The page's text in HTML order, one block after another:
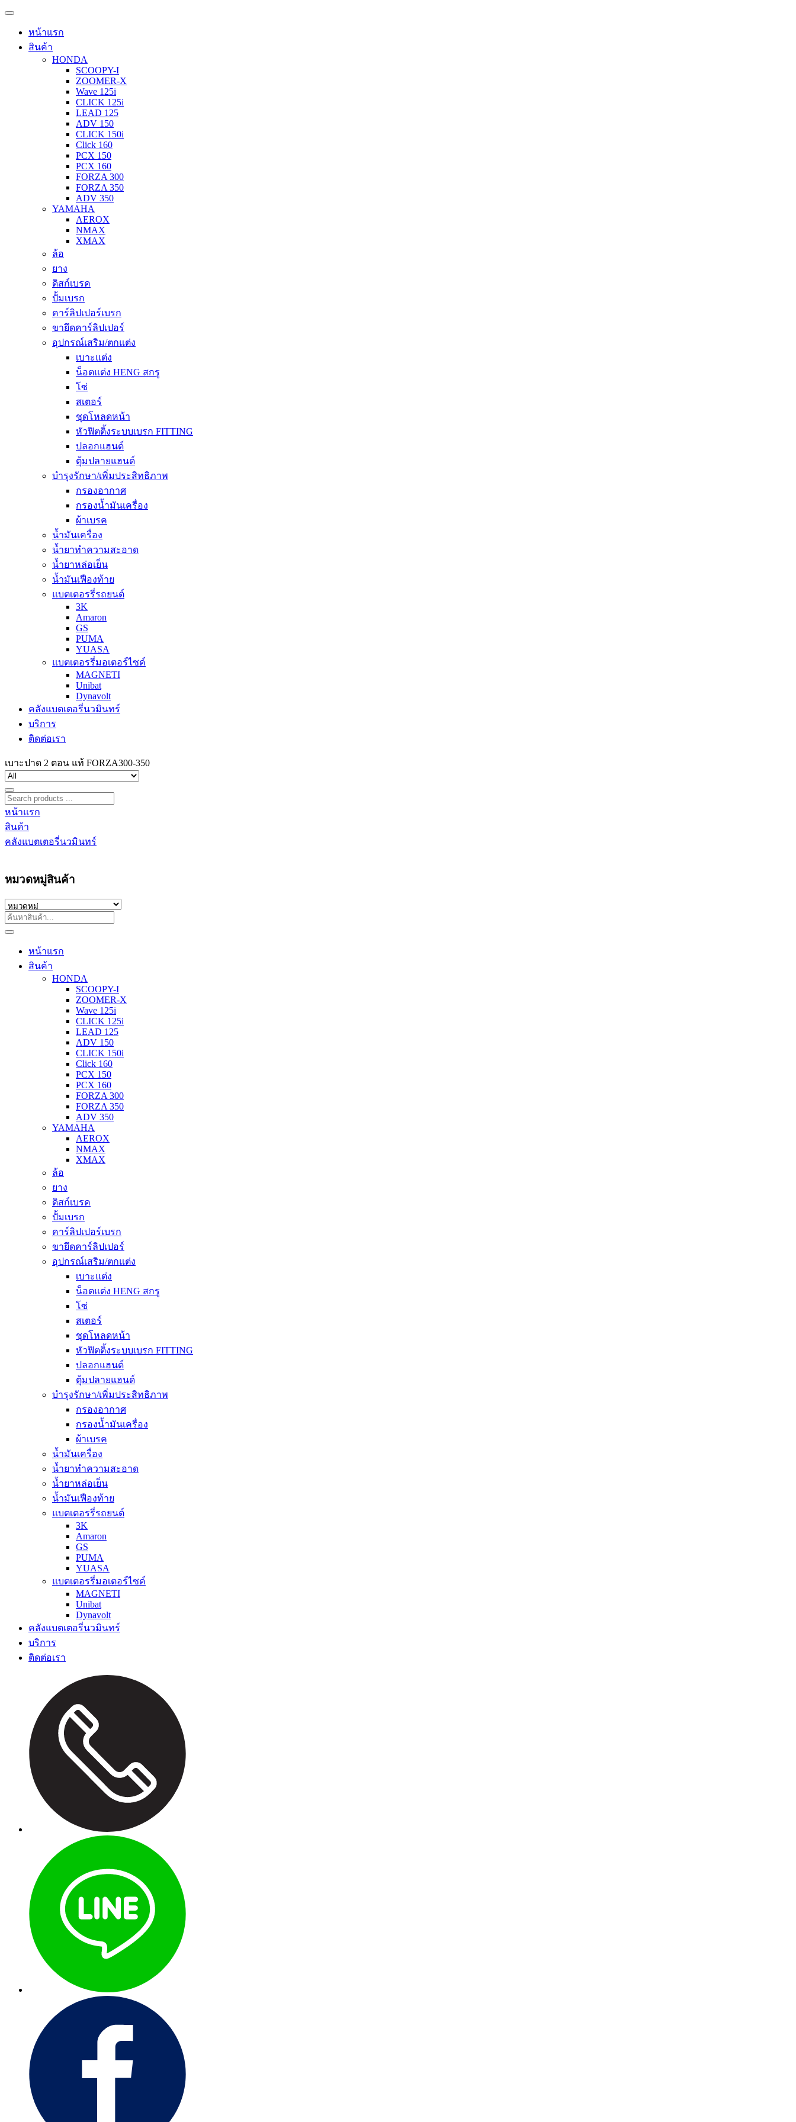
หน้าแรก
สินค้า
HONDA
SCOOPY-I
ZOOMER-X
Wave 125i
CLICK 125i
LEAD 125
ADV 150
CLICK 150i
Click 160
PCX 150
PCX 160
FORZA 300
FORZA 350
ADV 350
YAMAHA
AEROX
NMAX
XMAX
ล้อ
ยาง
ดิสก์เบรค
ปั้มเบรก
คาร์ลิปเปอร์เบรก
ขายึดคาร์ลิปเปอร์
อุปกรณ์เสริม/ตกแต่ง
เบาะแต่ง
น็อตแต่ง HENG สกรู
โซ่
สเตอร์
ชุดโหลดหน้า
หัวฟิตติ้งระบบเบรก FITTING
ปลอกแฮนด์
ตุ้มปลายแฮนด์
บำรุงรักษา/เพิ่มประสิทธิภาพ
กรองอากาศ
กรองน้ำมันเครื่อง
ผ้าเบรค
น้ำมันเครื่อง
น้ำยาทำความสะอาด
น้ำยาหล่อเย็น
น้ำมันเฟืองท้าย
แบตเตอรรี่รถยนต์
3K
Amaron
GS
PUMA
YUASA
แบตเตอรรี่มอเตอร์ไซค์
MAGNETI
Unibat
Dynavolt
คลังแบตเตอรี่นวมินทร์
บริการ
ติดต่อเรา
เบาะปาด 2 ตอน แท้ FORZA300-350
หน้าแรก
สินค้า
คลังแบตเตอรี่นวมินทร์
หมวดหมู่สินค้า
หน้าแรก
สินค้า
HONDA
SCOOPY-I
ZOOMER-X
Wave 125i
CLICK 125i
LEAD 125
ADV 150
CLICK 150i
Click 160
PCX 150
PCX 160
FORZA 300
FORZA 350
ADV 350
YAMAHA
AEROX
NMAX
XMAX
ล้อ
ยาง
ดิสก์เบรค
ปั้มเบรก
คาร์ลิปเปอร์เบรก
ขายึดคาร์ลิปเปอร์
อุปกรณ์เสริม/ตกแต่ง
เบาะแต่ง
น็อตแต่ง HENG สกรู
โซ่
สเตอร์
ชุดโหลดหน้า
หัวฟิตติ้งระบบเบรก FITTING
ปลอกแฮนด์
ตุ้มปลายแฮนด์
บำรุงรักษา/เพิ่มประสิทธิภาพ
กรองอากาศ
กรองน้ำมันเครื่อง
ผ้าเบรค
น้ำมันเครื่อง
น้ำยาทำความสะอาด
น้ำยาหล่อเย็น
น้ำมันเฟืองท้าย
แบตเตอรรี่รถยนต์
3K
Amaron
GS
PUMA
YUASA
แบตเตอรรี่มอเตอร์ไซค์
MAGNETI
Unibat
Dynavolt
คลังแบตเตอรี่นวมินทร์
บริการ
ติดต่อเรา